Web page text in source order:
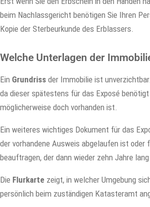
beim Nachlassgericht benötigen Sie Ihren
Kopie der Sterbeurkunde des Erblassers.
Welche Unterlagen der
Ein Grundriss der Immobilie ist
da dieser spätestens für das Exposé
möglicherweise doch vorhanden ist.
Ein weiteres wichtiges Dokument für das
der vorhandene Ausweis abgelaufen ist
beauftragen, der dann wieder zehn Jahre
Die Flurkarte zeigt, in welcher Umgebung
persönlich beim zuständigen Katasteramt